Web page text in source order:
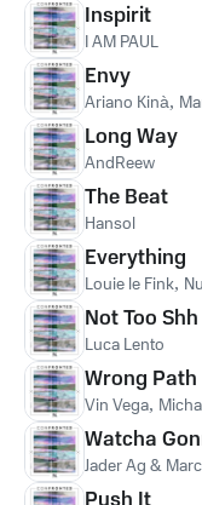
Inspirit
I AM PAUL
Envy
Ariano Kinà,
Long Way
AndReew
The Beat
Hansol
Everything
Louie le Fink,
Not Too Shh
Luca Lento
Wrong Path
Vin Vega,
Watcha
Jader Ag &